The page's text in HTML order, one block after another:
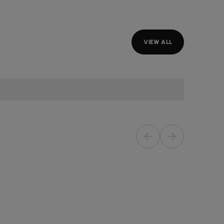
VIEW ALL